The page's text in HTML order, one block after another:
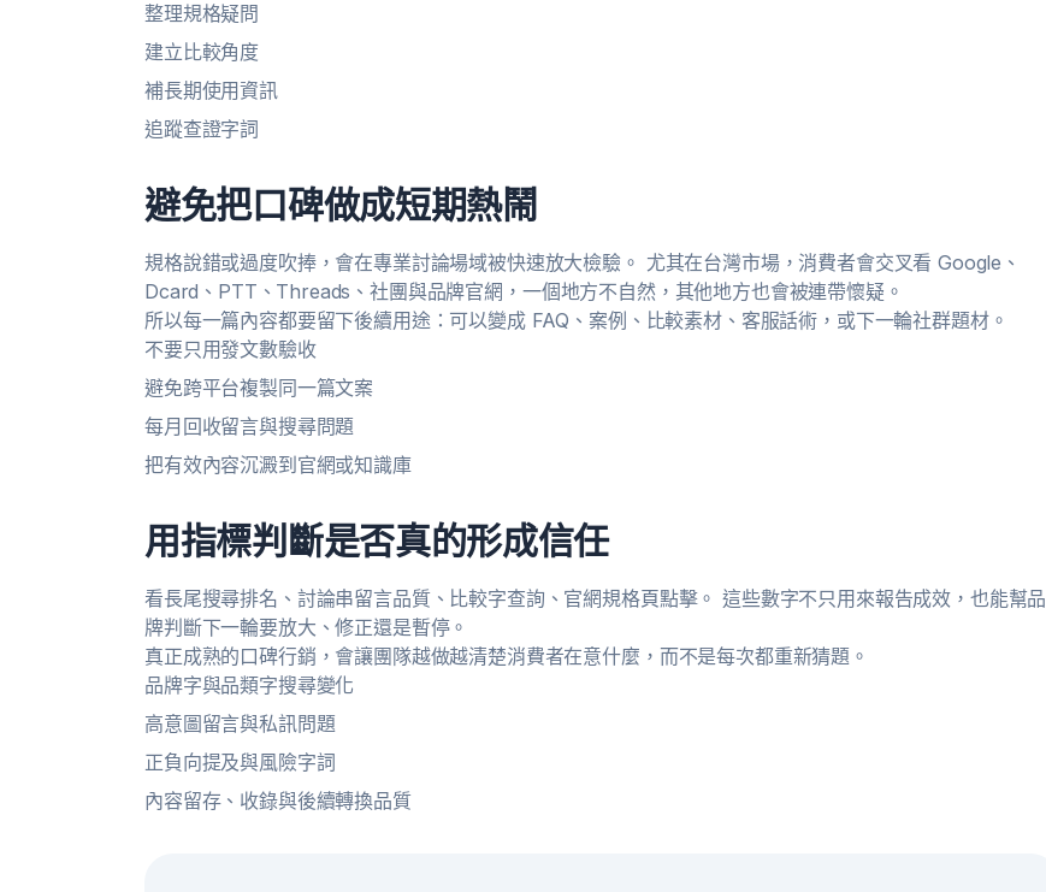
整理規格疑問
建立比較角度
補長期使用資訊
追蹤查證字詞
避免把口碑做成短期熱鬧
規格說錯或過度吹捧，會在專業討論場域被快速放大檢驗。 尤其在台灣市場，消費者會交叉看 Google、
Dcard、PTT、Threads、社團與品牌官網，一個地方不自然，其他地方也會被連帶懷疑。
所以每一篇內容都要留下後續用途：可以變成 FAQ、案例、比較素材、客服話術，或下一輪社群題材。
不要只用發文數驗收
避免跨平台複製同一篇文案
每月回收留言與搜尋問題
把有效內容沉澱到官網或知識庫
用指標判斷是否真的形成信任
看長尾搜尋排名、討論串留言品質、比較字查詢、官網規格頁點擊。 這些數字不只用來報告成效，也能幫品
牌判斷下一輪要放大、修正還是暫停。
真正成熟的口碑行銷，會讓團隊越做越清楚消費者在意什麼，而不是每次都重新猜題。
品牌字與品類字搜尋變化
高意圖留言與私訊問題
正負向提及與風險字詞
內容留存、收錄與後續轉換品質